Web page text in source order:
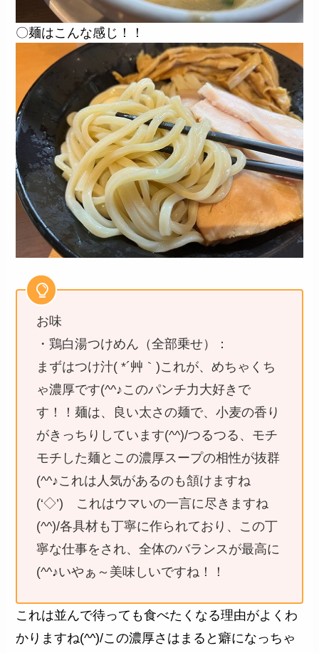
〇麺はこんな感じ！！
お味
・鶏白湯つけめん（全部乗せ）：
まずはつけ汁( *´艸｀)これが、めちゃくち
ゃ濃厚です(^^♪このパンチ力大好きで
す！！麺は、良い太さの麺で、小麦の香り
がきっちりしています(^^)/つるつる、モチ
モチした麺とこの濃厚スープの相性が抜群
(^^♪これは人気があるのも頷けますね
(‘◇’)ゞこれはウマいの一言に尽きますね
(^^)/各具材も丁寧に作られており、この丁
寧な仕事をされ、全体のバランスが最高に
(^^♪いやぁ～美味しいですね！！
これは並んで待っても食べたくなる理由がよくわ
かりますね(^^)/この濃厚さはまると癖になっちゃ